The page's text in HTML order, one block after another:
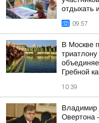
отдыхать
09:57
В Москве
Гребной
10:39
Владимир
Овертона